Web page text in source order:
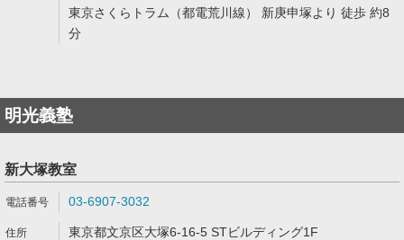
東京さくらトラム（都電荒川線） 新庚申塚より 徒歩 約8
分
明光義塾
新大塚教室
03-6907-3032
東京都文京区大塚6-16-5 STビルディング1F